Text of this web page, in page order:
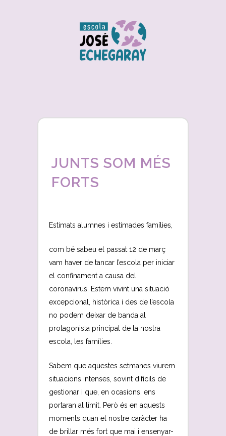
JUNTS SOM MÉS
FORTS
Estimats alumnes i estimades famílies,
com bé sabeu el passat 12 de març
vam haver de tancar l’escola per iniciar
el confinament a causa del
coronavirus. Estem vivint una situació
excepcional, històrica i des de l’escola
no podem deixar de banda al
protagonista principal de la nostra
escola, les famílies.
Sabem que aquestes setmanes viurem
situacions intenses, sovint difícils de
gestionar i que, en ocasions, ens
portaran al límit. Però és en aquests
moments quan el nostre caràcter ha
de brillar més fort que mai i ensenyar-